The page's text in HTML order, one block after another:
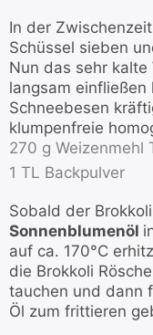
In der
Schüssel sieben
Nun das sehr kalte
langsam
Schneebesen
klumpenfreie
270 g Weizenmehl
1 TL Backpulver
Sobald der
Sonnenblumenöl
auf ca. 170°C
die Brokkoli
tauchen und dann
Öl zum frittieren